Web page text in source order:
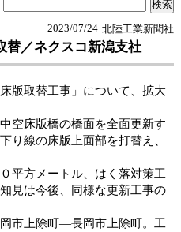
北陸工業新聞社
2023/07/24
替／ネクスコ新潟支社
版取替工事」について、拡大
空床版橋の橋面を全面更新す
り線の床版上面部を打替え、
平方メートル、はく落対策工
見は今後、同様な更新工事の
市上除町―長岡市上除町。工